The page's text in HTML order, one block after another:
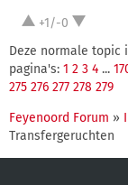
+1/-0
Deze normale topic
pagina's: 1 2 3 4 ...
275 276 277 278 279
Feyenoord Forum »
Transfergeruchten